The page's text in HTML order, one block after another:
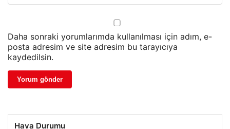
Daha sonraki yorumlarımda kullanılması için adım, e-
posta adresim ve site adresim bu tarayıcıya
kaydedilsin.
Hava Durumu